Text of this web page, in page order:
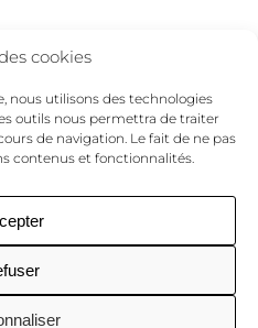
cookies
nous utilisons des technologies
outils nous permettra de traiter
de navigation. Le fait de ne pas
contenus et fonctionnalités.
d’un événement.